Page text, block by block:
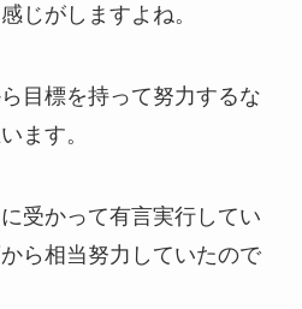
じがしますよね。
目標を持って努力するな
ます。
受かって有言実行してい
ら相当努力していたので